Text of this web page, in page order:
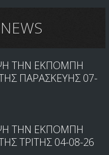
ΤΗΝ ΕΚΠΟΜΠΗ
ΤΗΣ ΠΑΡΑΣΚΕΥΗΣ 07-
ΤΗΝ ΕΚΠΟΜΠΗ
ΤΡΙΤΗΣ 04-08-26